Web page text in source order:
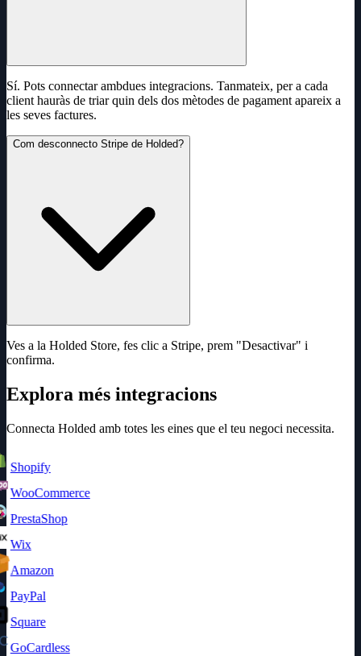
Sí. Pots connectar ambdues integracions. Tanmateix, per a cada
client hauràs de triar quin dels dos mètodes de pagament apareix a
les seves factures.
Com desconnecto Stripe de Holded?
Ves a la Holded Store, fes clic a Stripe, prem "Desactivar" i
confirma.
Explora més integracions
Connecta Holded amb totes les eines que el teu negoci necessita.
Shopify
WooCommerce
PrestaShop
Wix
Amazon
PayPal
Square
GoCardless